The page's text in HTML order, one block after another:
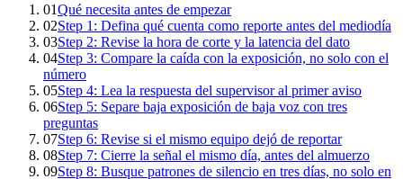
01Qué necesita antes de empezar
02Step 1: Defina qué cuenta como reporte antes del mediodía
03Step 2: Revise la hora de corte y la latencia del dato
04Step 3: Compare la caída con la exposición, no solo con el
número
05Step 4: Lea la respuesta del supervisor al primer aviso
06Step 5: Separe baja exposición de baja voz con tres
preguntas
07Step 6: Revise si el mismo equipo dejó de reportar
08Step 7: Cierre la señal el mismo día, antes del almuerzo
09Step 8: Busque patrones de silencio en tres días, no solo en